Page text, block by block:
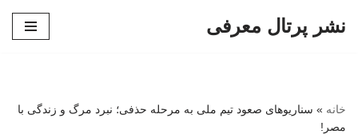
نشر پرتال معرفی
خانه » سناریوهای صعود تیم ملی به مرحله حذفی؛ نبرد مرگ و زندگی با
مصر!